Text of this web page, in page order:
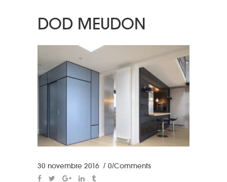
DOD MEUDON
30 novembre 2016 0 Comments